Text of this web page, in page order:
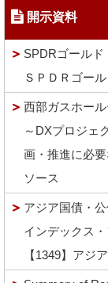
開示資料
SPDRゴールド
ＳＰＤＲゴール
西部ガスホー
～DXプロジェ
画・推進に必
ソース
アジア国債・
インデックス
【1349】アジ